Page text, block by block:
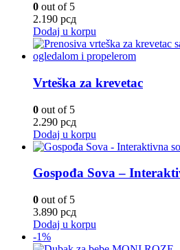
0 out of 5
2.190 рсд
Dodaj u korpu
Vrteška za krevetac
0 out of 5
2.290 рсд
Dodaj u korpu
Gospođa Sova –
0 out of 5
3.890 рсд
Dodaj u korpu
-1%